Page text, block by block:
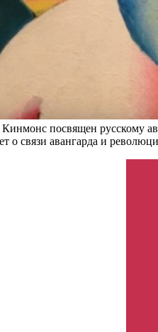
посвящен русскому
о связи авангарда и